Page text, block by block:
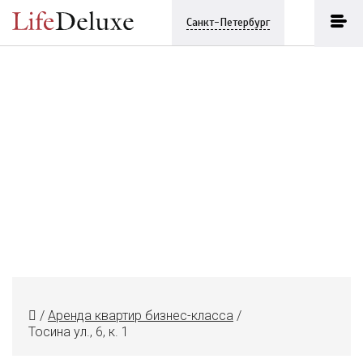
Санкт-Петербург
/ Аренда квартир бизнес-класса /
Тосина ул., 6, к. 1